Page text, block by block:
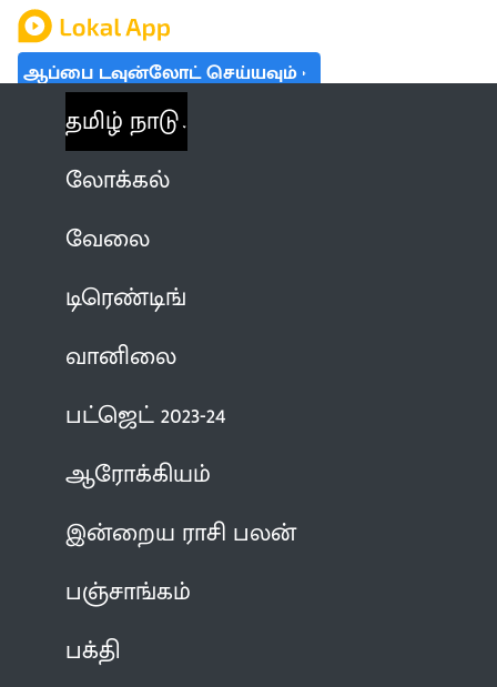
ஆப்பை டவுன்லோட் செய்யவும்
தமிழ் நாடு
லோக்கல்
வேலை
டிரெண்டிங்
வானிலை
பட்ஜெட் 2023-24
ஆரோக்கியம்
இன்றைய ராசி பலன்
பஞ்சாங்கம்
பக்தி